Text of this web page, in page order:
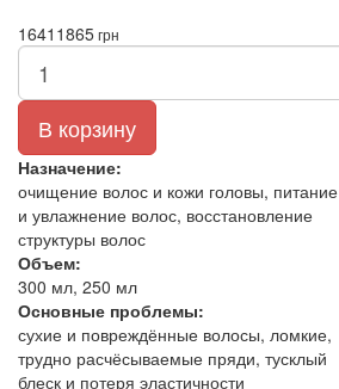
1641 1865грн
В корзину
Назначение:
очищение волос и кожи головы, питание
и увлажнение волос, восстановление
структуры волос
Объем:
300 мл, 250 мл
Основные проблемы:
сухие и повреждённые волосы, ломкие,
трудно расчёсываемые пряди, тусклый
блеск и потеря эластичности